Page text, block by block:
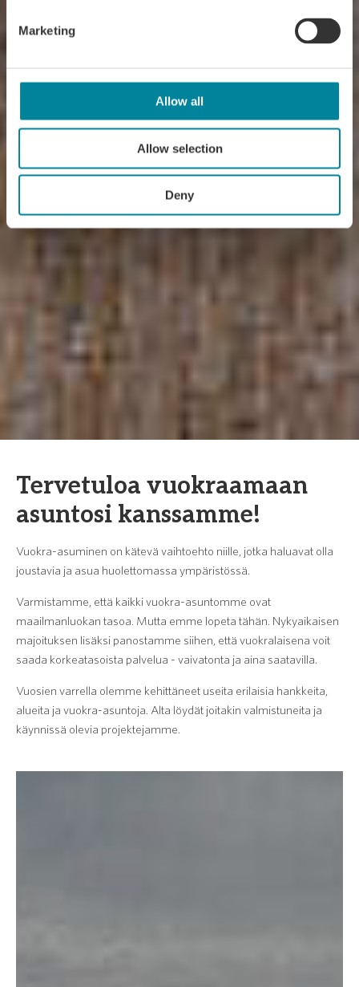
Marketing
Allow all
Allow selection
Deny
Tervetuloa vuokraamaan
asuntosi kanssamme!
Vuokra-asuminen on kätevä vaihtoehto niille, jotka haluavat olla
joustavia ja asua huolettomassa ympäristössä.
Varmistamme, että kaikki vuokra-asuntomme ovat
maailmanluokan tasoa. Mutta emme lopeta tähän. Nykyaikaisen
majoituksen lisäksi panostamme siihen, että vuokralaisena voit
saada korkeatasoista palvelua - vaivatonta ja aina saatavilla.
Vuosien varrella olemme kehittäneet useita erilaisia hankkeita,
alueita ja vuokra-asuntoja. Alta löydät joitakin valmistuneita ja
käynnissä olevia projektejamme.